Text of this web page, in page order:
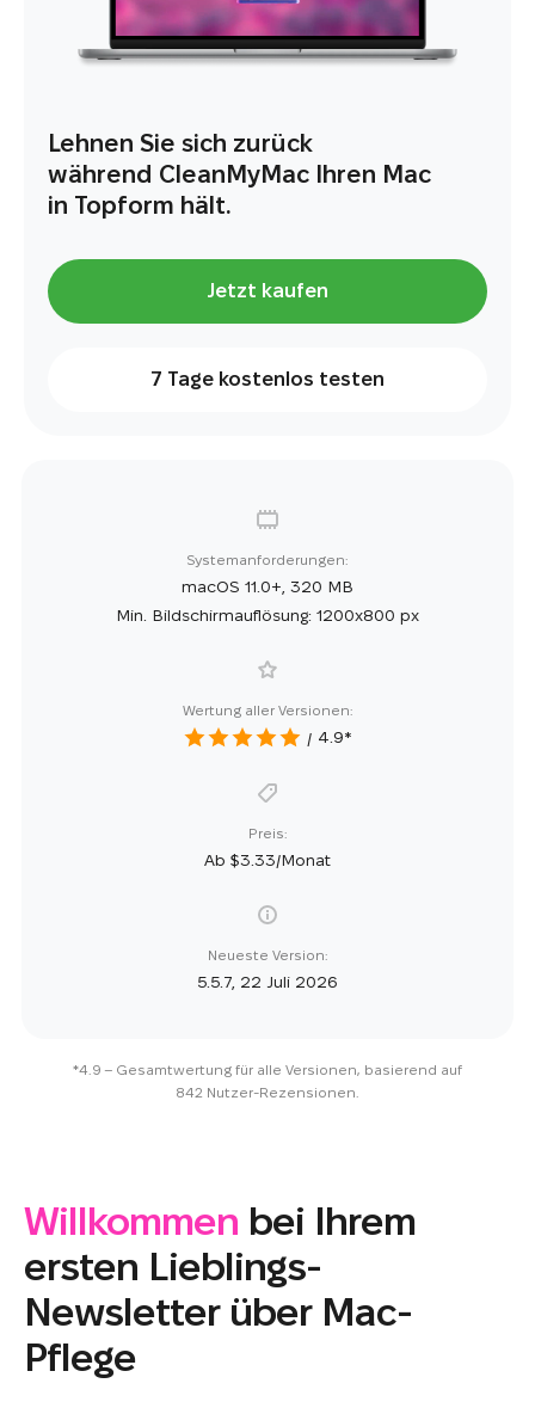
Lehnen Sie sich zurück
während CleanMyMac Ihren Mac
in Topform hält.
Jetzt kaufen
7 Tage kostenlos testen
Systemanforderungen:
macOS 11.0+, 320 MB
Min. Bildschirmauflösung: 1200x800 px
Wertung aller Versionen:
4.9*
Preis:
Ab $3.33/Monat
Neueste Version:
5.5.7, 22 Juli 2026
*4.9 – Gesamtwertung für alle Versionen, basierend auf
842 Nutzer-Rezensionen.
Willkommen bei Ihrem
ersten Lieblings-
Newsletter über Mac-
Pflege